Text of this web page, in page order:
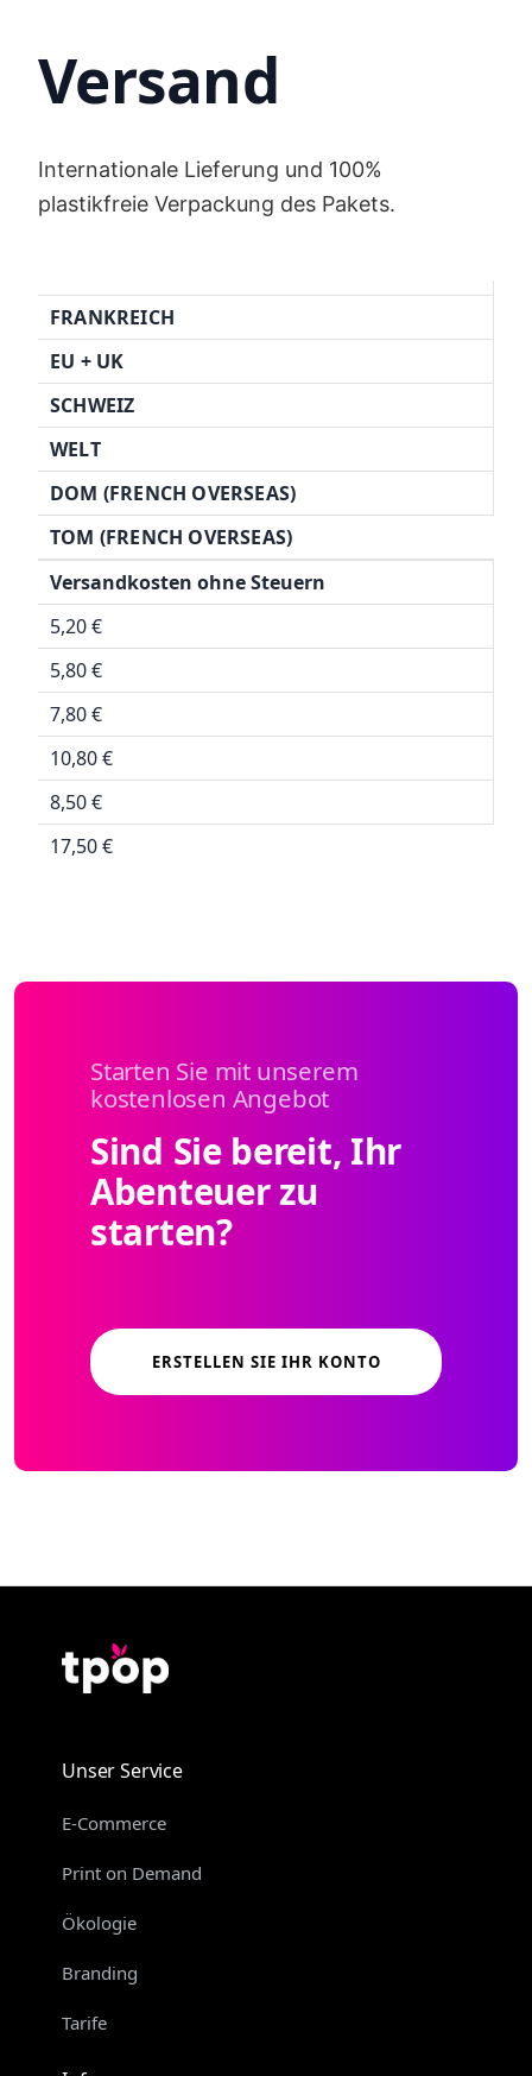
Versand
Internationale Lieferung und 100%
plastikfreie Verpackung des Pakets.
FRANKREICH
EU + UK
SCHWEIZ
WELT
DOM (FRENCH OVERSEAS)
TOM (FRENCH OVERSEAS)
Versandkosten ohne Steuern
5,20 €
5,80 €
7,80 €
10,80 €
8,50 €
17,50 €
Starten Sie mit unserem
kostenlosen Angebot
Sind Sie bereit, Ihr
Abenteuer zu
starten?
ERSTELLEN SIE IHR KONTO
Unser Service
E-Commerce
Print on Demand
Ökologie
Branding
Tarife